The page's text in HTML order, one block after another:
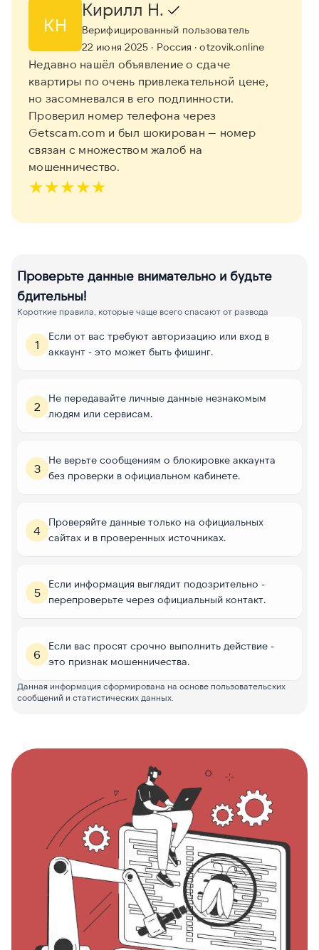
КН
Кирилл Н.
Верифицированный пользователь
22 июня 2025 · Россия · otzovik.online
Недавно нашёл объявление о сдаче
квартиры по очень привлекательной цене,
но засомневался в его подлинности.
Проверил номер телефона через
Getscam.com и был шокирован — номер
связан с множеством жалоб на
мошенничество.
★★★★★
Проверьте данные внимательно и будьте
бдительны!
Короткие правила, которые чаще всего спасают от развода
1
Если от вас требуют авторизацию или вход в
аккаунт - это может быть фишинг.
2
Не передавайте личные данные незнакомым
людям или сервисам.
3
Не верьте сообщениям о блокировке аккаунта
без проверки в официальном кабинете.
4
Проверяйте данные только на официальных
сайтах и в проверенных источниках.
5
Если информация выглядит подозрительно -
перепроверьте через официальный контакт.
6
Если вас просят срочно выполнить действие -
это признак мошенничества.
Данная информация сформирована на основе пользовательских
сообщений и статистических данных.